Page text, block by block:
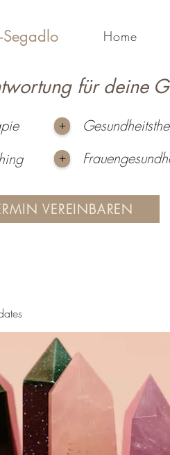
Segadlo
für deine
Home
VEREINBAREN
+
+